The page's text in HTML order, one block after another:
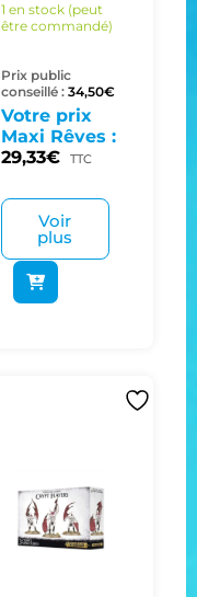
1 en stock (peut
être commandé)
Prix public
conseillé : 34,50€
Votre prix
Maxi Rêves :
29,33€ TTC
Voir
plus